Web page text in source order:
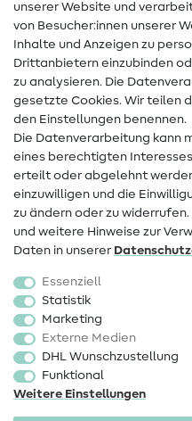
Hilfe & Kontakt
Kontakt
Infos zum Betreiberwechsel
Widerrufsrecht
Beliebt
Stoffe
Sale
Schnittmuster
unserer Website und
von Besucher:innen unserer
Inhalte und Anzeigen zu
Drittanbietern einzubinden
zu analysieren. Die
gesetzte Cookies. Wir teilen
den Einstellungen benennen.
Die Datenverarbeitung kann
eines berechtigten
erteilt oder abgelehnt
einzuwilligen und die
zu ändern oder zu
und weitere Hinweise zur
Daten in unserer
Essenziell
Statistik
Marketing
Externe Medien
DHL Wunschzustellung
Funktional
Weitere Einstellungen